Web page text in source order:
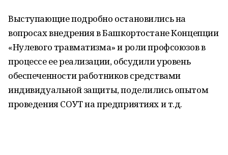
Выступающие подробно остановились на
вопросах внедрения в Башкортостане Концепции
«Нулевого травматизма» и роли профсоюзов в
процессе ее реализации, обсудили уровень
обеспеченности работников средствами
индивидуальной защиты, поделились опытом
проведения СОУТ на предприятиях и т.д.